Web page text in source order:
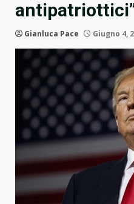
Gianluca Pace Giugno 4,